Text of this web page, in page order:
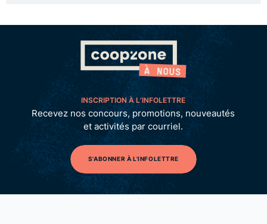
INSCRIPTION À L’INFOLETTRE
Recevez nos concours, promotions, nouveautés
et activités par courriel.
S'ABONNER À L'INFOLETTRE